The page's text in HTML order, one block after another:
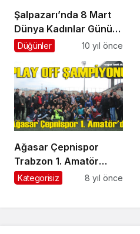
Şalpazarı’nda 8 Mart
Dünya Kadınlar Günü
Programı
Düğünler 10 yıl önce
Ağasar Çepnispor
Trabzon 1. Amatör
Küme’ye yükseldi
Kategorisiz 8 yıl önce